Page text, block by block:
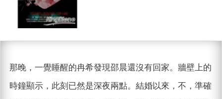
那晚，一覺睡醒的冉希發現邵晨還沒有回家。牆壁上的
時鐘顯示，此刻已然是深夜兩點。結婚以來，不，準確